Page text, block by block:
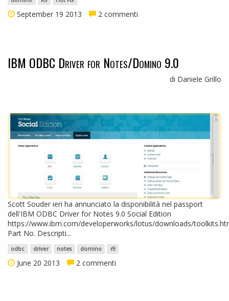
September 19 2013 2 commenti
IBM ODBC Driver for Notes/Domino 9.0
di Daniele Grillo
Scott Souder ieri ha annunciato la disponibilità nel passport
dell'IBM ODBC Driver for Notes 9.0 Social Edition
https://www.ibm.com/developerworks/lotus/downloads/
Part No. Descripti...
odbc driver notes domino r9
June 20 2013 2 commenti